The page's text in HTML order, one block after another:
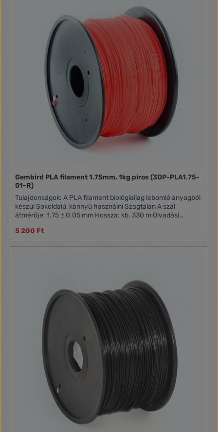
Gembird PLA filament 1.75mm, 1kg piros (3DP-PLA1.75-
01-R)
Tulajdonságok: A PLA filament biológiailag lebomló anyagból
készül Sokoldalú, könnyű használni Szagtalan A szál
átmérője: 1.75 ± 0.05 mm Hossza: kb. 330 m Olvadási
5 200 Ft